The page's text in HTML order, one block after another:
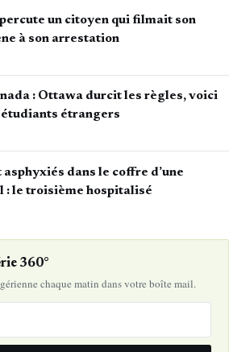
un citoyen qui filmait son
à son arrestation
: Ottawa durcit les règles, voici
étudiants étrangers
dans le coffre d’une
: le troisième hospitalisé
360°
chaque matin dans votre boîte mail.